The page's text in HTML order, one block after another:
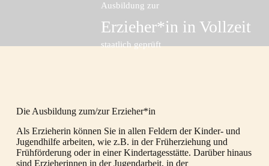
Ausbildung zur
Erzieher*in in Vollzeit
staatlich geprüft
Die Ausbildung zum/zur Erzieher*in
Als Erzieherin können Sie in allen Feldern der Kinder- und
Jugendhilfe arbeiten, wie z.B. in der Früherziehung und
Frühförderung oder in einer Kindertagesstätte. Darüber hinaus
sind Erzieherinnen in der Jugendarbeit, in der